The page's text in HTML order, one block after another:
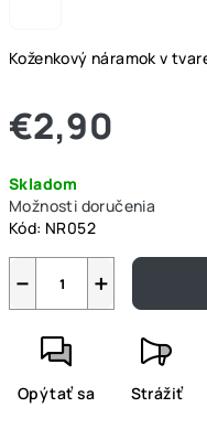
Koženkový náramok v
€2,90
cena:
Skladom
Možnosti doručenia
Kód: NR052
+
−
Opýtať sa Strážiť